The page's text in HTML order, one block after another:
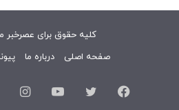
کلیه حقوق برای
صفحه اصلی
درباره ما
فیسبوک توییتر یوتیوب